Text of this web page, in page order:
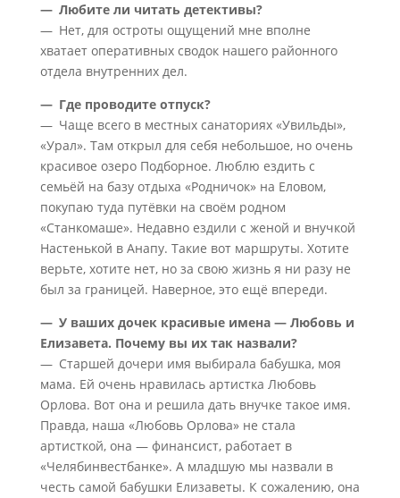
— Любите ли читать детективы?
— Нет, для остроты ощущений мне вполне
хватает оперативных сводок нашего районного
отдела внутренних дел.
— Где проводите отпуск?
— Чаще всего в местных санаториях «Увильды»,
«Урал». Там открыл для себя небольшое, но очень
красивое озеро Подборное. Люблю ездить с
семьёй на базу отдыха «Родничок» на Еловом,
покупаю туда путёвки на своём родном
«Станкомаше». Недавно ездили с женой и внучкой
Настенькой в Анапу. Такие вот маршруты. Хотите
верьте, хотите нет, но за свою жизнь я ни разу не
был за границей. Наверное, это ещё впереди.
— У ваших дочек красивые имена — Любовь и
Елизавета. Почему вы их так назвали?
— Старшей дочери имя выбирала бабушка, моя
мама. Ей очень нравилась артистка Любовь
Орлова. Вот она и решила дать внучке такое имя.
Правда, наша «Любовь Орлова» не стала
артисткой, она — финансист, работает в
«Челябинвестбанке». А младшую мы назвали в
честь самой бабушки Елизаветы. К сожалению, она